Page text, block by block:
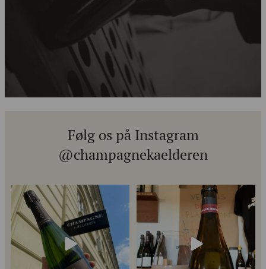
Følg os på Instagram
@champagnekaelderen
Kun 8 billetter tilbage til vores
fredagssmagning...
Mød Gaspard Brochet 333.F Brut
Nature: den du skal